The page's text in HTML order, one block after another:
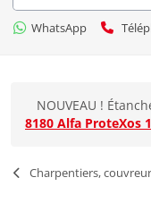
WhatsApp
NOUVEAU !
8180 Alfa ProteXos
Charpentiers,